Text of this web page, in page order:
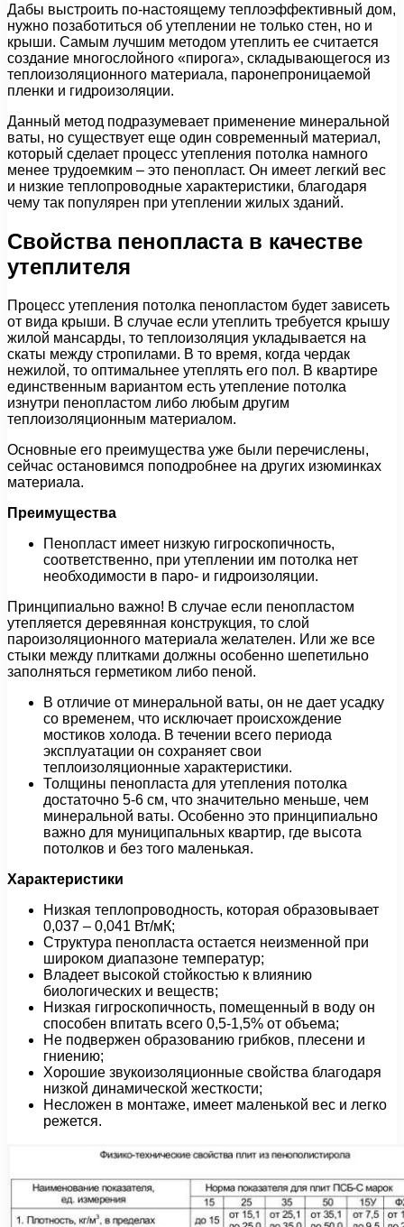
Дабы выстроить по-настоящему теплоэффективный дом,
нужно позаботиться об утеплении не только стен, но и
крыши. Самым лучшим методом утеплить ее считается
создание многослойного «пирога», складывающегося из
теплоизоляционного материала, паронепроницаемой
пленки и гидроизоляции.
Данный метод подразумевает применение минеральной
ваты, но существует еще один современный материал,
который сделает процесс утепления потолка намного
менее трудоемким – это пенопласт. Он имеет легкий вес
и низкие теплопроводные характеристики, благодаря
чему так популярен при утеплении жилых зданий.
Свойства пенопласта в качестве
утеплителя
Процесс утепления потолка пенопластом будет зависеть
от вида крыши. В случае если утеплить требуется крышу
жилой мансарды, то теплоизоляция укладывается на
скаты между стропилами. В то время, когда чердак
нежилой, то оптимальнее утеплять его пол. В квартире
единственным вариантом есть утепление потолка
изнутри пенопластом либо любым другим
теплоизоляционным материалом.
Основные его преимущества уже были перечислены,
сейчас остановимся поподробнее на других изюминках
материала.
Преимущества
Пенопласт имеет низкую гигроскопичность,
соответственно, при утеплении им потолка нет
необходимости в паро- и гидроизоляции.
Принципиально важно! В случае если пенопластом
утепляется деревянная конструкция, то слой
пароизоляционного материала желателен. Или же все
стыки между плитками должны особенно шепетильно
заполняться герметиком либо пеной.
В отличие от минеральной ваты, он не дает усадку
со временем, что исключает происхождение
мостиков холода. В течении всего периода
эксплуатации он сохраняет свои
теплоизоляционные характеристики.
Толщины пенопласта для утепления потолка
достаточно 5-6 см, что значительно меньше, чем
минеральной ваты. Особенно это принципиально
важно для муниципальных квартир, где высота
потолков и без того маленькая.
Характеристики
Низкая теплопроводность, которая образовывает
0,037 – 0,041 Вт/мК;
Структура пенопласта остается неизменной при
широком диапазоне температур;
Владеет высокой стойкостью к влиянию
биологических и веществ;
Низкая гигроскопичность, помещенный в воду он
способен впитать всего 0,5-1,5% от объема;
Не подвержен образованию грибков, плесени и
гниению;
Хорошие звукоизоляционные свойства благодаря
низкой динамической жесткости;
Несложен в монтаже, имеет маленькой вес и легко
режется.